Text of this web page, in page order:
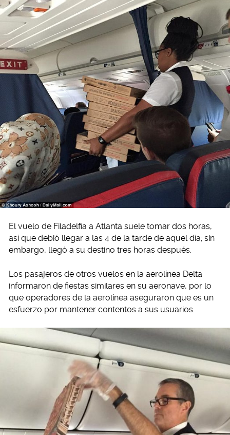
El vuelo de Filadelfia a Atlanta suele tomar dos horas,
así que debió llegar a las 4 de la tarde de aquel día; sin
embargo, llegó a su destino tres horas después.
Los pasajeros de otros vuelos en la aerolínea Delta
informaron de fiestas similares en su aeronave, por lo
que operadores de la aerolínea aseguraron que es un
esfuerzo por mantener contentos a sus usuarios.